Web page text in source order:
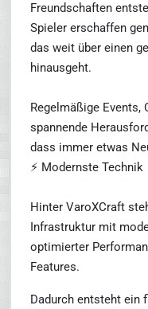
Freundschaften
Spieler erschaffen
das weit über einen
hinausgeht.
Regelmäßige Events,
spannende
dass immer etwas
⚡ Modernste Technik
Hinter VaroXCraft
Infrastruktur mit
optimierter
Features.
Dadurch entsteht ein